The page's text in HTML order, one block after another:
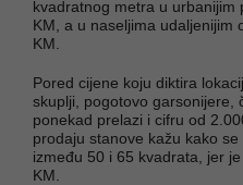
kvadratnog metra u urbanijim
KM, a u naseljima udaljenijim
KM.
Pored cijene koju diktira
skuplji, pogotovo garsonijere,
ponekad prelazi i cifru od
prodaju stanove kažu kako
između 50 i 65 kvadrata, jer
KM.